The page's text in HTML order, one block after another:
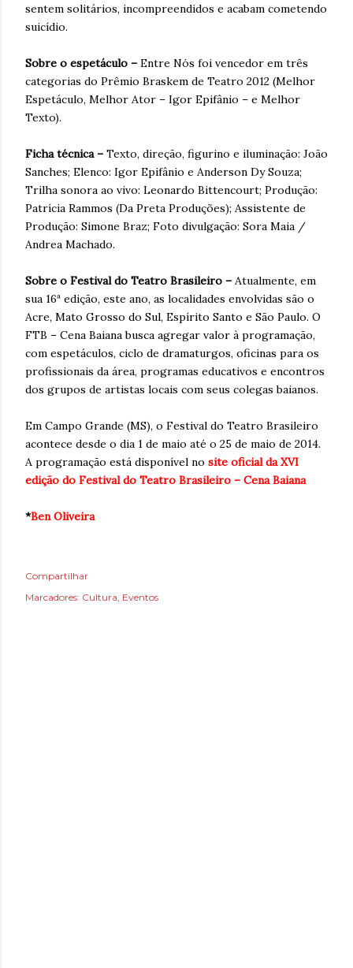
sentem solitários, incompreendidos e acabam cometendo
suicídio.
Sobre o espetáculo – Entre Nós foi vencedor em três
categorias do Prêmio Braskem de Teatro 2012 (Melhor
Espetáculo, Melhor Ator – Igor Epifânio – e Melhor
Texto).
Ficha técnica – Texto, direção, figurino e iluminação: João
Sanches; Elenco: Igor Epifânio e Anderson Dy Souza;
Trilha sonora ao vivo: Leonardo Bittencourt; Produção:
Patrícia Rammos (Da Preta Produções); Assistente de
Produção: Simone Braz; Foto divulgação: Sora Maia /
Andrea Machado.
Sobre o Festival do Teatro Brasileiro – Atualmente, em
sua 16ª edição, este ano, as localidades envolvidas são o
Acre, Mato Grosso do Sul, Espírito Santo e São Paulo. O
FTB – Cena Baiana busca agregar valor à programação,
com espetáculos, ciclo de dramaturgos, oficinas para os
profissionais da área, programas educativos e encontros
dos grupos de artistas locais com seus colegas baianos.
Em Campo Grande (MS), o Festival do Teatro Brasileiro
acontece desde o dia 1 de maio até o 25 de maio de 2014.
A programação está disponível no site oficial da XVI
edição do Festival do Teatro Brasileiro – Cena Baiana
*Ben Oliveira
Compartilhar
Marcadores: Cultura Eventos